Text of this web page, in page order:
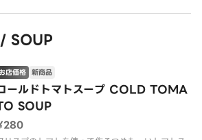
）を含む）
※アレルゲン
SOUP
ールドトマトスープ COLD TOMA
SOUP
お店価格 新商品